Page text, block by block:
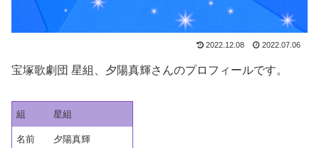
2022.12.08 2022.07.06
宝塚歌劇団 星組、夕陽真輝さんのプロフィールです。
組 星組
名前 夕陽真輝